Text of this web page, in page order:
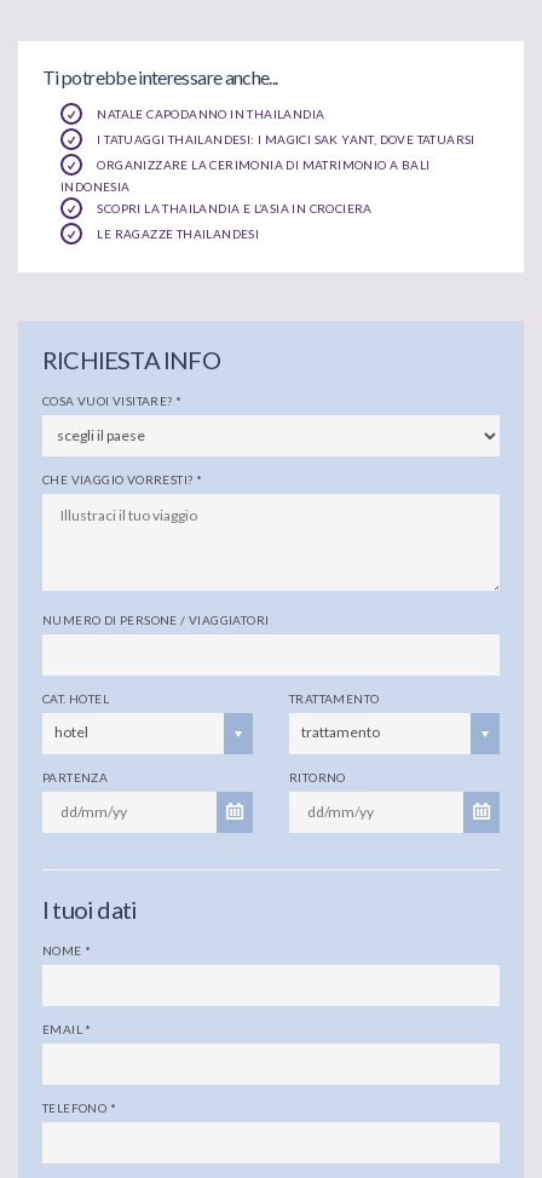
Ti potrebbe interessare anche...
NATALE CAPODANNO IN THAILANDIA
I TATUAGGI THAILANDESI: I MAGICI SAK YANT, DOVE TATUARSI
ORGANIZZARE LA CERIMONIA DI MATRIMONIO A BALI
INDONESIA
SCOPRI LA THAILANDIA E L’ASIA IN CROCIERA
LE RAGAZZE THAILANDESI
RICHIESTA INFO
COSA VUOI VISITARE? *
CHE VIAGGIO VORRESTI? *
NUMERO DI PERSONE / VIAGGIATORI
CAT. HOTEL
hotel
TRATTAMENTO
trattamento
PARTENZA RITORNO
I tuoi dati
NOME *
EMAIL *
TELEFONO *